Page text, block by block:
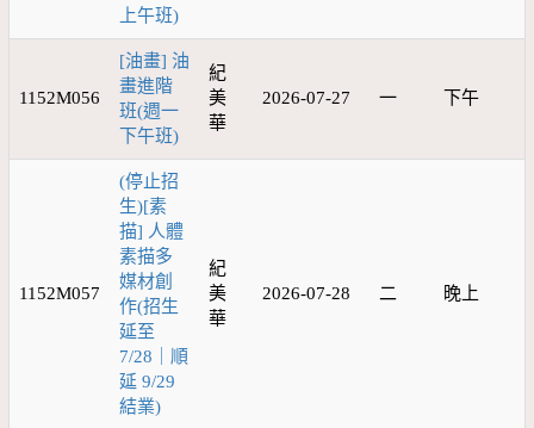
上午班)
1152M056
[油畫] 油
畫進階
班(週一
下午班)
紀
美
華
2026-07-27 一 下午
1152M057
(停止招
生)[素
描] 人體
素描多
媒材創
作(招生
延至
7/28｜順
延 9/29
結業)
紀
美
華
2026-07-28 二 晚上